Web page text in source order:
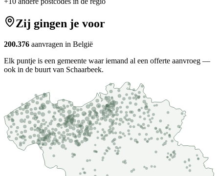
Zij gingen je voor
200.376 aanvragen in België
Elk puntje is een gemeente waar iemand al een offerte aanvroeg —
ook in de buurt van Schaarbeek.